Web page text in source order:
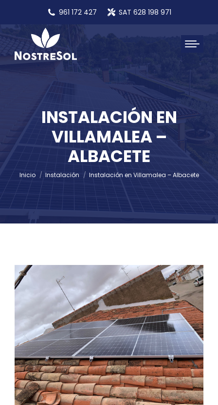
961 172 427 SAT 628 198 971
INSTALACIÓN EN
VILLAMALEA –
ALBACETE
Estás aquí:
Inicio Instalación Instalación en Villamalea – Albacete